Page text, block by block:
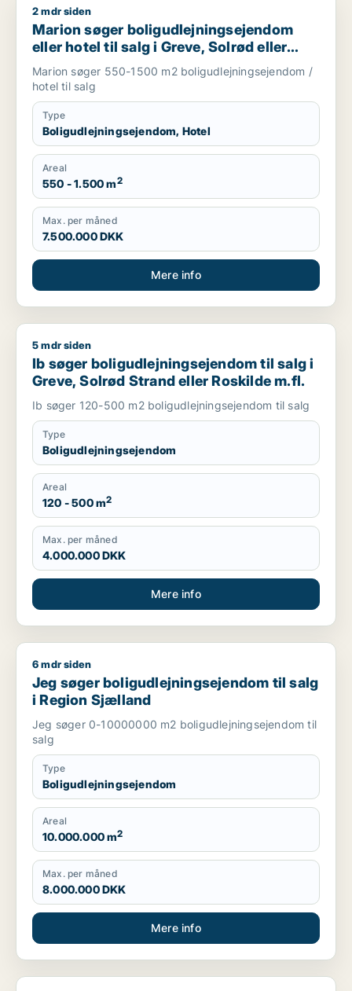
Marion søger boligudlejningsejendom eller hotel til salg i
2 mdr siden
Marion søger boligudlejningsejendom
eller hotel til salg i Greve, Solrød eller
Roskilde m.fl.
Marion søger 550-1500 m2 boligudlejningsejendom /
hotel til salg
Type
Boligudlejningsejendom, Hotel
Areal
550 - 1.500 m2
Max. per måned
7.500.000 DKK
Mere info
Ib søger boligudlejningsejendom til salg i Greve, Solrød
5 mdr siden
Ib søger boligudlejningsejendom til salg i
Greve, Solrød Strand eller Roskilde m.fl.
Ib søger 120-500 m2 boligudlejningsejendom til salg
Type
Boligudlejningsejendom
Areal
120 - 500 m2
Max. per måned
4.000.000 DKK
Mere info
Jeg søger boligudlejningsejendom til salg i Region Sjælland
6 mdr siden
Jeg søger boligudlejningsejendom til salg
i Region Sjælland
Jeg søger 0-10000000 m2 boligudlejningsejendom til
salg
Type
Boligudlejningsejendom
Areal
10.000.000 m2
Max. per måned
8.000.000 DKK
Mere info